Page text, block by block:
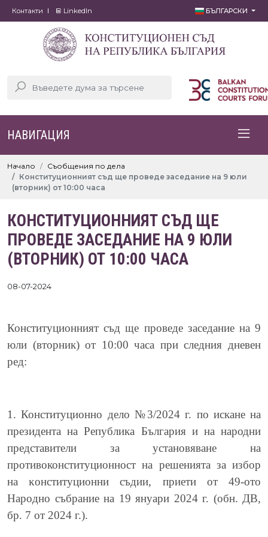
Контакти LinkedIn БЪЛГАРСКИ
НАВИГАЦИЯ
Начало
Съобщения по дела
Конституционният съд ще проведе заседание на 9 юли
(вторник) от 10:00 часа
КОНСТИТУЦИОННИЯТ СЪД ЩЕ
ПРОВЕДЕ ЗАСЕДАНИЕ НА 9 ЮЛИ
(ВТОРНИК) ОТ 10:00 ЧАСА
08-07-2024
Конституционният съд ще проведе заседание на 9
юли (вторник) от 10:00 часа при следния дневен
ред:
1. Конституционно дело №3/2024 г. по искане на
президента на Република България и на народни
представители за установяване на
противоконституционност на peшeниятa зa избop
нa ĸoнcтитyциoнни cъдии, пpиeти oт 49-oтo
Hapoднo cъбpaниe нa 19 янyapи 2024 г. (oбн. ДB,
бp. 7 oт 2024 г.).